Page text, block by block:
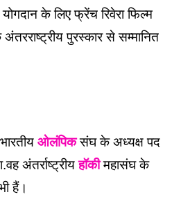
के लिए फ्रेंच रिवेरा फिल्म
पुरस्कार से सम्मानित
ओलंपिक संघ के अध्यक्ष पद
अंतर्राष्ट्रीय हॉकी महासंघ के
हैं।